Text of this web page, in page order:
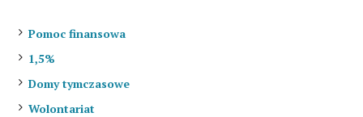
Pomoc finansowa
1,5%
Domy tymczasowe
Wolontariat